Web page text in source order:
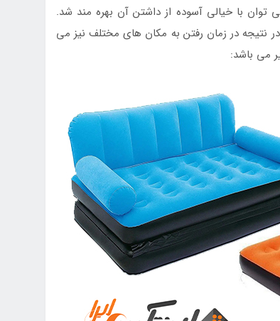
با خیالی آسوده از داشتن آن بهره مند شد.
نتیجه در زمان رفتن به مکان های مختلف نیز می
می باشد: